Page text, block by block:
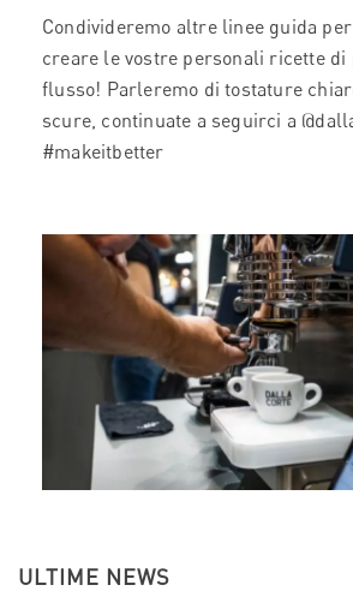
Condivideremo altre linee guida
creare le vostre personali ricette
flusso! Parleremo di tostature
scure, continuate a seguirci a
#makeitbetter
ULTIME NEWS